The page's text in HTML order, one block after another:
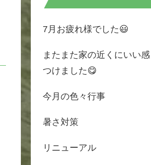
7月お疲れ様でした😃
またまた家の近くにいい
つけました😋
今月の色々行事
暑さ対策
リニューアル